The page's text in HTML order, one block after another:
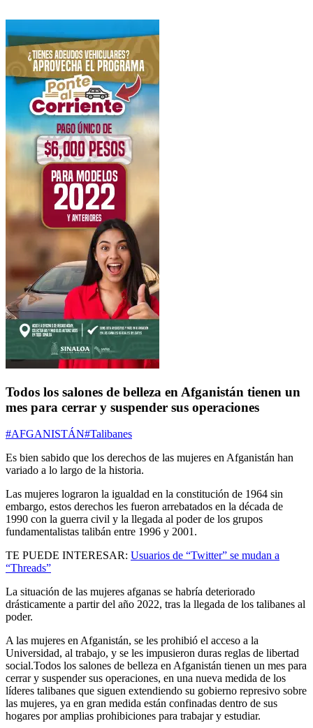
Todos los salones de belleza en Afganistán tienen un
mes para cerrar y suspender sus operaciones
#AFGANISTÁN#Talibanes
Es bien sabido que los derechos de las mujeres en Afganistán han
variado a lo largo de la historia.
Las mujeres lograron la igualdad en la constitución de 1964 sin
embargo, estos derechos les fueron arrebatados en la década de
1990 con la guerra civil y la llegada al poder de los grupos
fundamentalistas talibán entre 1996 y 2001.
TE PUEDE INTERESAR: Usuarios de “Twitter” se mudan a
“Threads”
La situación de las mujeres afganas se habría deteriorado
drásticamente a partir del año 2022, tras la llegada de los talibanes al
poder.
A las mujeres en Afganistán, se les prohibió el acceso a la
Universidad, al trabajo, y se les impusieron duras reglas de libertad
social.Todos los salones de belleza en Afganistán tienen un mes para
cerrar y suspender sus operaciones, en una nueva medida de los
líderes talibanes que siguen extendiendo su gobierno represivo sobre
las mujeres, ya en gran medida están confinadas dentro de sus
hogares por amplias prohibiciones para trabajar y estudiar.